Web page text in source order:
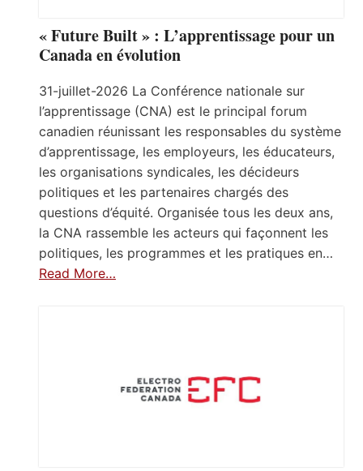
« Future Built » : L’apprentissage pour un
Canada en évolution
31-juillet-2026 La Conférence nationale sur
l’apprentissage (CNA) est le principal forum
canadien réunissant les responsables du système
d’apprentissage, les employeurs, les éducateurs,
les organisations syndicales, les décideurs
politiques et les partenaires chargés des
questions d’équité. Organisée tous les deux ans,
la CNA rassemble les acteurs qui façonnent les
politiques, les programmes et les pratiques en…
Read More…